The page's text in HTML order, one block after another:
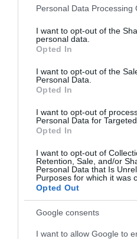
Please note that this website/
not limited to your visit or
grant or deny consent to
use your data for below
consent section.
Personal Data Processing
I want to opt-out of the
personal data.
Opted In
I want to opt-out of the
Personal Data.
Opted In
I want to opt-out of
Personal Data for
Opted In
I want to opt-out of
Retention, Sale, and/or
Personal Data that Is
Purposes for which it was
Opted Out
Google consents
I want to allow Google to
ben börtönben halt meg
Fontos megjegyezni, hogy ez
száz vagy ezer náci tiszt és
háború után üldöztek és
közülük elkerülték a
Ide kattintva további érdekes
43 min